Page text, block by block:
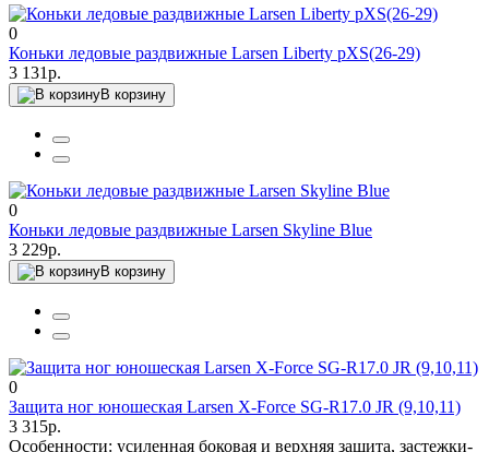
0
Коньки ледовые раздвижные Larsen Liberty рXS(26-29)
3 131р.
В корзину
0
Коньки ледовые раздвижные Larsen Skyline Blue
3 229р.
В корзину
0
Защита ног юношеская Larsen X-Force SG-R17.0 JR (9,10,11)
3 315р.
Особенности: усиленная боковая и верхняя защита, застежки-